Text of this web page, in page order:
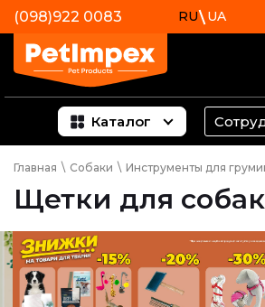
(098)922 0083 RU UA
Каталог
Главная \ Собаки \ Инструменты для
Щетки для собак